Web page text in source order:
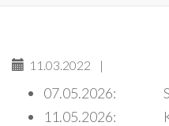
content
11.03.2022 |
07.05.2026:
11.05.2026: